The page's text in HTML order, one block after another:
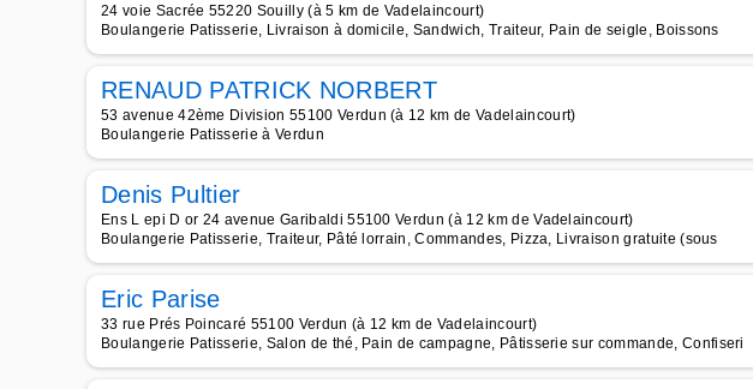
24 voie Sacrée 55220 Souilly (à 5 km de Vadelaincourt)
Boulangerie Patisserie, Livraison à domicile, Sandwich, Traiteur, Pain de seigle, Boissons
RENAUD PATRICK NORBERT
53 avenue 42ème Division 55100 Verdun (à 12 km de Vadelaincourt)
Boulangerie Patisserie à Verdun
Denis Pultier
Ens L epi D or 24 avenue Garibaldi 55100 Verdun (à 12 km de Vadelaincourt)
Boulangerie Patisserie, Traiteur, Pâté lorrain, Commandes, Pizza, Livraison gratuite (sous
Eric Parise
33 rue Prés Poincaré 55100 Verdun (à 12 km de Vadelaincourt)
Boulangerie Patisserie, Salon de thé, Pain de campagne, Pâtisserie sur commande, Confiseri